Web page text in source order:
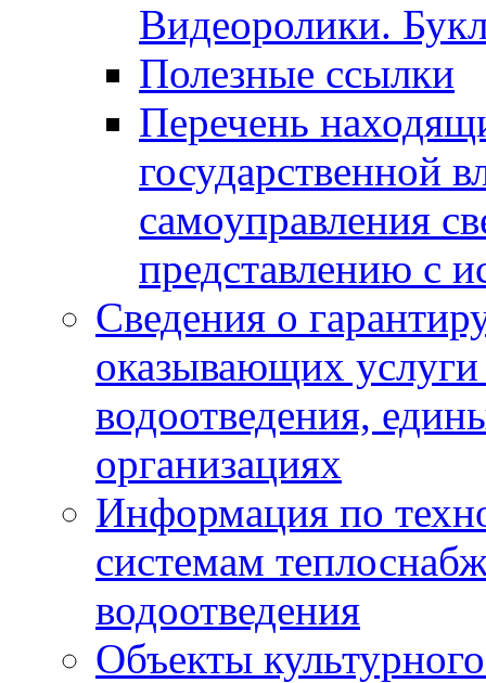
Видеоролики.
Полезные ссылки
Перечень
государственной
самоуправления
представлению с
Сведения о
оказывающих
водоотведения,
организациях
Информация по
системам
водоотведения
Объекты